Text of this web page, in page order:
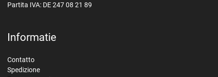
Partita IVA: DE 247 08 21 89
Informatie
Contatto
Spedizione